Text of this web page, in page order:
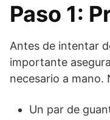
Paso 1:
Antes de intentar
importante
necesario a mano.
Un par de